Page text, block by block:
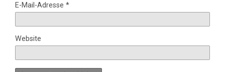
E-Mail-Adresse *
Website